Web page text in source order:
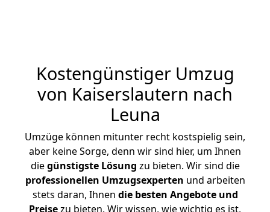
Kostengünstiger Umzug
von Kaiserslautern nach
Leuna
Umzüge können mitunter recht kostspielig sein,
aber keine Sorge, denn wir sind hier, um Ihnen
diegünstigste Lösung zu bieten. Wir sind die
professionellen Umzugsexperten und arbeiten
stets daran, Ihnen die besten Angebote und
Preisezu bieten. Wir wissen, wie wichtig es ist,